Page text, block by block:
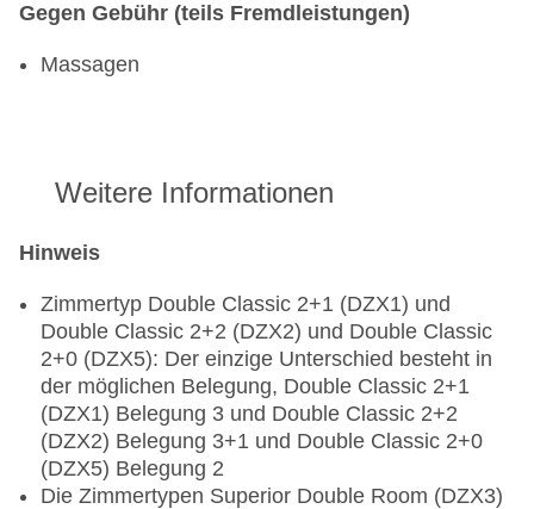
Gegen Gebühr (teils Fremdleistungen)
Massagen
Weitere Informationen
Hinweis
Zimmertyp Double Classic 2+1 (DZX1) und
Double Classic 2+2 (DZX2) und Double Classic
2+0 (DZX5): Der einzige Unterschied besteht in
der möglichen Belegung, Double Classic 2+1
(DZX1) Belegung 3 und Double Classic 2+2
(DZX2) Belegung 3+1 und Double Classic 2+0
(DZX5) Belegung 2
Die Zimmertypen Superior Double Room (DZX3)